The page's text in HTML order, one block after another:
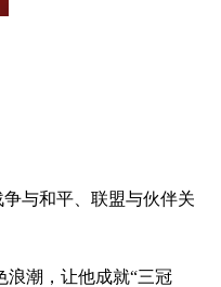
与和平、联盟与伙伴关
浪潮，让他成就“三冠